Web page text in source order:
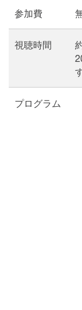
参加費
視聴時間
プログラム